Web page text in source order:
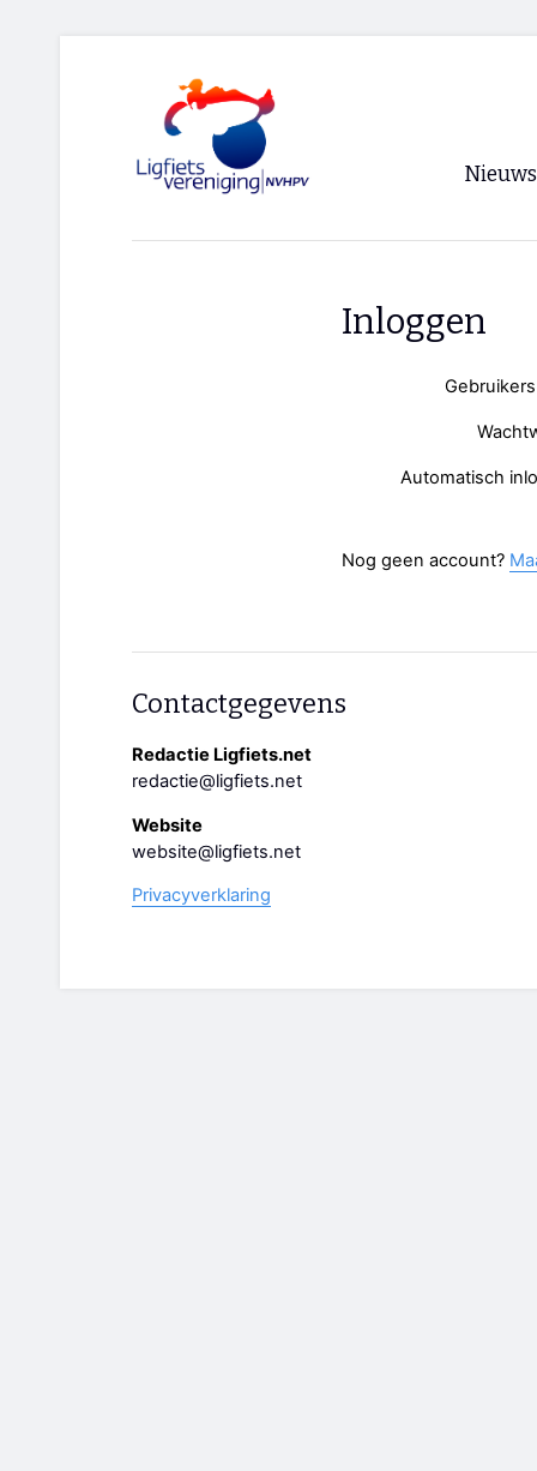
Nieuws
Inloggen
Automatisch
Nog geen account?
Contactgegevens
Redactie Ligfiets.net
redactie@ligfiets.net
Website
website@ligfiets.net
Privacyverklaring